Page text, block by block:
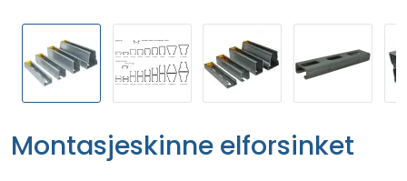
Montasjeskinne elforsinket